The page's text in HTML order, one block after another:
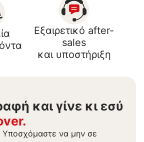
Εξαιρετικό after-
sales
και υποστήριξη
και γίνε κι εσύ
Υποσχόμαστε να μην σε